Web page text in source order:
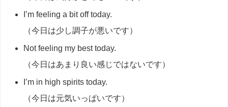
I’m feeling a bit off today.
（今日は少し調子が悪いです）
Not feeling my best today.
（今日はあまり良い感じではないです）
I’m in high spirits today.
（今日は元気いっぱいです）